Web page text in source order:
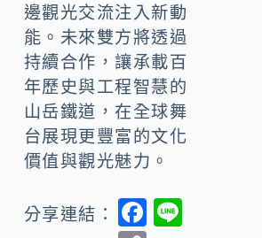
邊觀光交流注入新動
能。未來雙方將透過
持續合作，讓承載百
年歷史與工程智慧的
山岳鐵道，在全球舞
台展現更豐富的文化
價值與觀光魅力。
分享連結：
F